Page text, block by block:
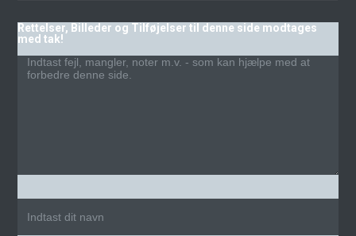
Rettelser, Billeder og Tilføjelser til denne side modtages
med tak!